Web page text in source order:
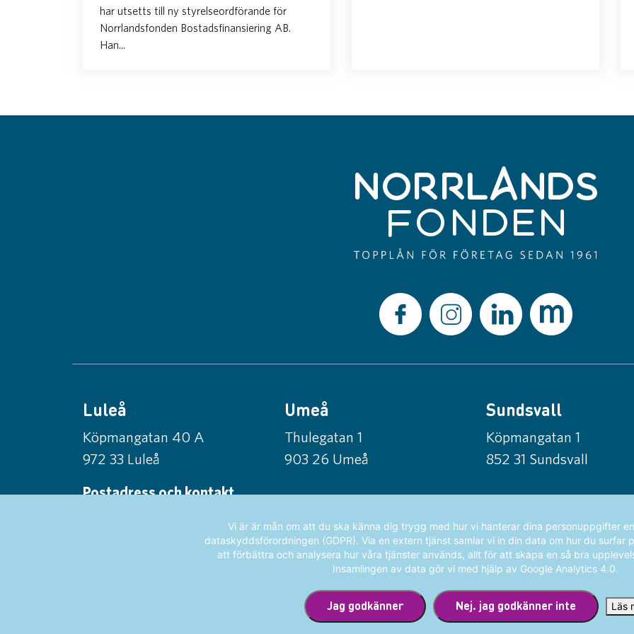
har utsetts till ny styrelseordförande för
Norrlandsfonden Bostadsfinansiering AB.
Han...
Luleå
Köpmangatan 40 A
972 33 Luleå
Postadress och kontakt
Box 56, 971 03 Luleå
info@norrlandsfonden.se
Umeå
Thulegatan 1
903 26 Umeå
Sundsvall
Köpmangatan 1
852 31 Sundsvall
Vi är är mån om att du ska känna dig trygg med hur vi hanterar dina personuppgifter
dataskyddsförordningen (GDPR). Via en extern tjänst samlar vi in din data om hur du surfar
att förbättra och analysera hur våra tjänster används, allt för att skapa en så bra
Insamlingen av data gör vi med hjälp av Google Analytics 4.0.
Jag godkänner Nej. jag godkänner inte Läs